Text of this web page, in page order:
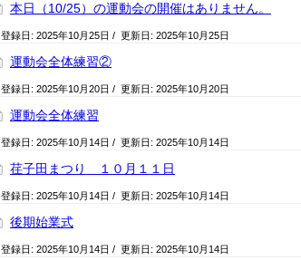
本日（10/25）の運動会の開催はありません。
登録日: 2025年10月25日 / 更新日: 2025年10月25日
運動会全体練習②
登録日: 2025年10月20日 / 更新日: 2025年10月20日
運動会全体練習
登録日: 2025年10月14日 / 更新日: 2025年10月14日
荏子田まつり １０月１１日
登録日: 2025年10月14日 / 更新日: 2025年10月14日
後期始業式
登録日: 2025年10月14日 / 更新日: 2025年10月14日